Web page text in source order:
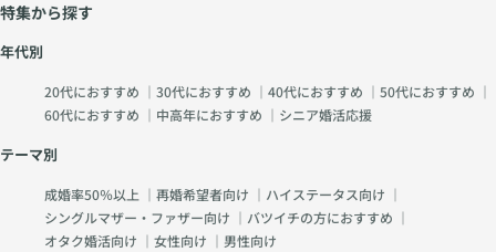
特集から探す
年代別
20代におすすめ ｜ 30代におすすめ ｜ 40代におすすめ ｜ 50代におすすめ ｜
60代におすすめ ｜ 中高年におすすめ ｜ シニア婚活応援
テーマ別
成婚率50％以上 ｜ 再婚希望者向け ｜ ハイステータス向け ｜
シングルマザー・ファザー向け ｜ バツイチの方におすすめ ｜
オタク婚活向け ｜ 女性向け ｜ 男性向け